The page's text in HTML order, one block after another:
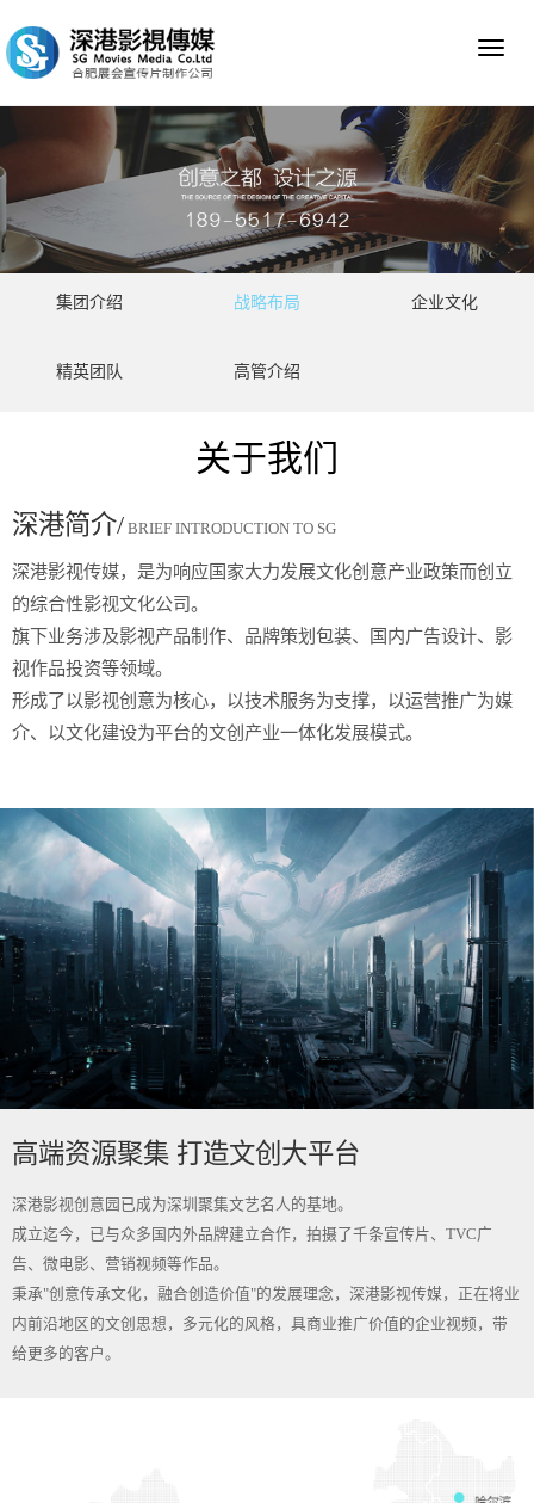
Toggle
集团介绍 战略布局 企业文化
精英团队 高管介绍
关于我们
深港简介/ BRIEF INTRODUCTION TO SG
深港影视传媒，是为响应国家大力发展文化创意产业政策而创立
的综合性影视文化公司。
旗下业务涉及影视产品制作、品牌策划包装、国内广告设计、影
视作品投资等领域。
形成了以影视创意为核心，以技术服务为支撑，以运营推广为媒
介、以文化建设为平台的文创产业一体化发展模式。
高端资源聚集 打造文创大平台
深港影视创意园已成为深圳聚集文艺名人的基地。
成立迄今，已与众多国内外品牌建立合作，拍摄了千条宣传片、TVC广
告、微电影、营销视频等作品。
秉承"创意传承文化，融合创造价值"的发展理念，深港影视传媒，正在将业
内前沿地区的文创思想，多元化的风格，具商业推广价值的企业视频，带
给更多的客户。